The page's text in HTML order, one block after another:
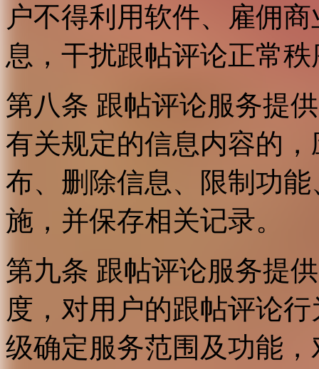
户不得利用软件、雇佣
息，干扰跟帖评论正常
第八条 跟帖评论服务提
有关规定的信息内容的
布、删除信息、限制功
施，并保存相关记录。
第九条 跟帖评论服务提
度，对用户的跟帖评论
级确定服务范围及功能